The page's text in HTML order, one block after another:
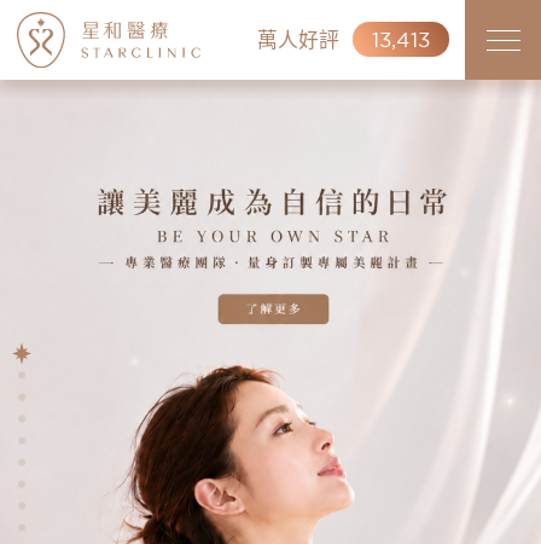
萬人好評 13,413